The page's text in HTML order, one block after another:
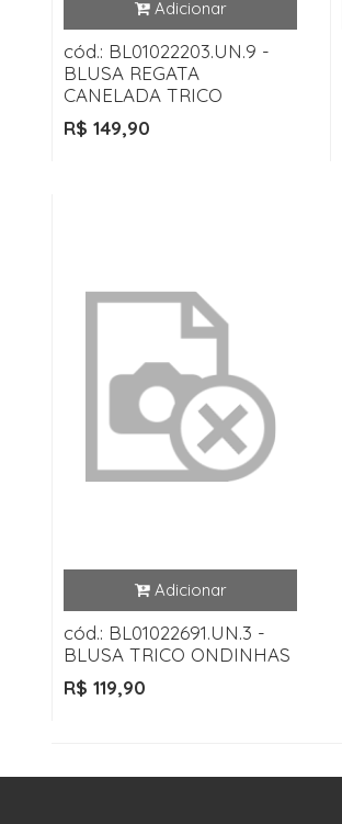
cód.: BL01022203.UN.9 -
BLUSA REGATA
CANELADA TRICO
R$ 149,90
cód.: BL01022691.UN.3 -
BLUSA TRICO ONDINHAS
R$ 119,90